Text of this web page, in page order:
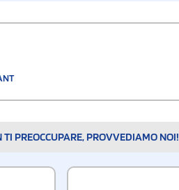
PREOCCUPARE, PROVVEDIAMO NOI!